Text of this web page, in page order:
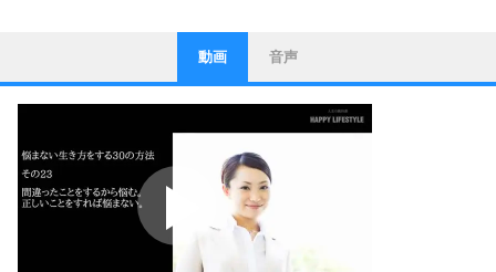
1
ストレス対策
他人と比べない。
いっそのこと、他人を見ない。
いらいらしない人になる30の方法
プラス思考
ポジティブになれない原因は、行動しないから。
ポジティブ思考になる30の方法
ストレス対策
動画 音声